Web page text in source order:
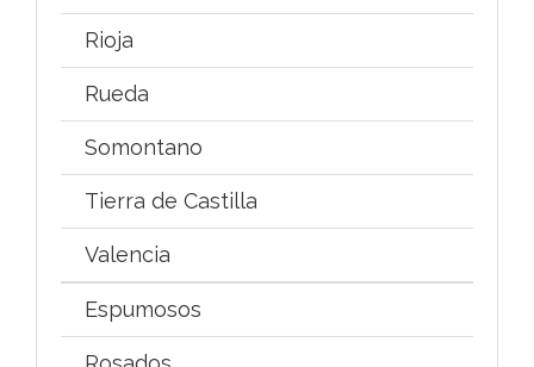
Rioja
Rueda
Somontano
Tierra de Castilla
Valencia
Espumosos